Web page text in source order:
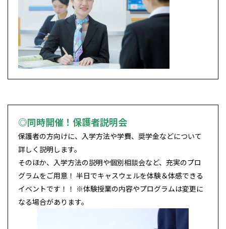
◎同時開催！保護者説明会
保護者の方向けに、入学方法や学費、奨学金などについて
詳しく説明します。
そのほか、入学方法の説明や個別相談会など、充実のプロ
グラムをご用意！ 半日でキャスウェルを体験＆体感できる
イベントです！！ ※体験授業の内容やプログラムは変更に
なる場合があります。